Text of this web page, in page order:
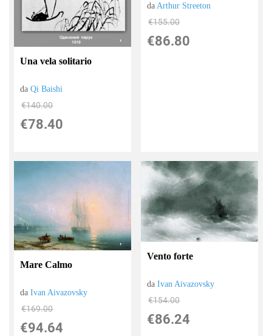
Una vela solitario
daQi Baishi
€140.00
€78.40
da Arthur Streeton
€155.00
€86.80
Mare Calmo
daIvan Aivazovsky
€169.00
€94.64
Vento forte
daIvan Aivazovsky
€154.00
€86.24